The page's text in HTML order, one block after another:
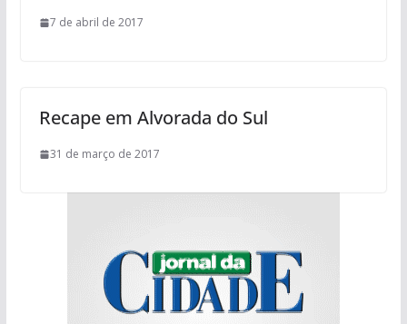
7 de abril de 2017
Recape em Alvorada do Sul
31 de março de 2017